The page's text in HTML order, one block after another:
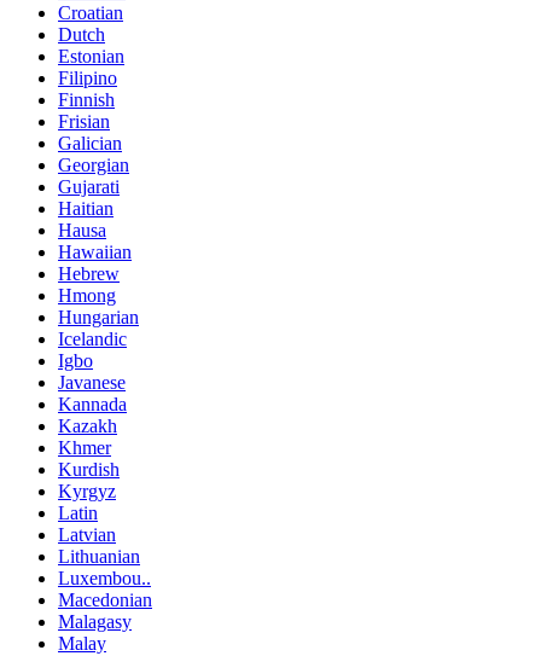
Croatian
Dutch
Estonian
Filipino
Finnish
Frisian
Galician
Georgian
Gujarati
Haitian
Hausa
Hawaiian
Hebrew
Hmong
Hungarian
Icelandic
Igbo
Javanese
Kannada
Kazakh
Khmer
Kurdish
Kyrgyz
Latin
Latvian
Lithuanian
Luxembou..
Macedonian
Malagasy
Malay